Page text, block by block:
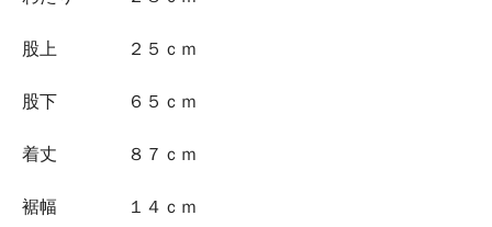
股上 ２５ｃｍ
股下 ６５ｃｍ
着丈 ８７ｃｍ
裾幅 １４ｃｍ